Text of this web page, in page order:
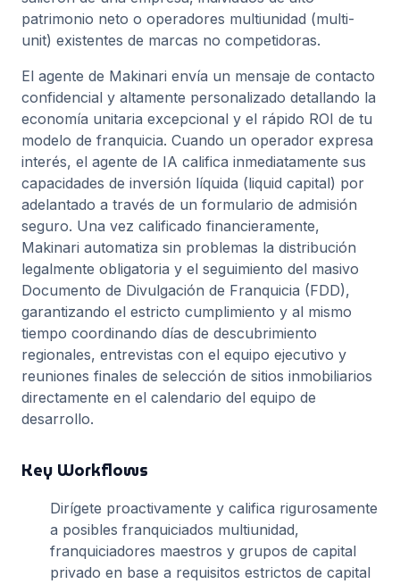
patrimonio neto o operadores multiunidad (multi-
unit) existentes de marcas no competidoras.
El agente de Makinari envía un mensaje de contacto
confidencial y altamente personalizado detallando la
economía unitaria excepcional y el rápido ROI de tu
modelo de franquicia. Cuando un operador expresa
interés, el agente de IA califica inmediatamente sus
capacidades de inversión líquida (liquid capital) por
adelantado a través de un formulario de admisión
seguro. Una vez calificado financieramente,
Makinari automatiza sin problemas la distribución
legalmente obligatoria y el seguimiento del masivo
Documento de Divulgación de Franquicia (FDD),
garantizando el estricto cumplimiento y al mismo
tiempo coordinando días de descubrimiento
regionales, entrevistas con el equipo ejecutivo y
reuniones finales de selección de sitios inmobiliarios
directamente en el calendario del equipo de
desarrollo.
Key Workflows
Dirígete proactivamente y califica rigurosamente
a posibles franquiciados multiunidad,
franquiciadores maestros y grupos de capital
privado en base a requisitos estrictos de capital